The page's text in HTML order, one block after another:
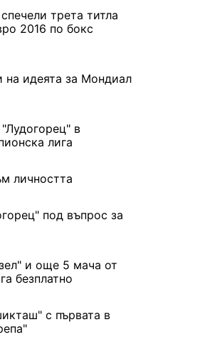
трета титла
2016 по бокс
идеята за Мондиал
в
лига
личността
под въпрос за
и още 5 мача от
безплатно
с първата в